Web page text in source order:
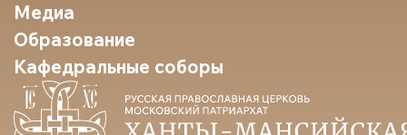
Медиа
Образование
Кафедральные соборы